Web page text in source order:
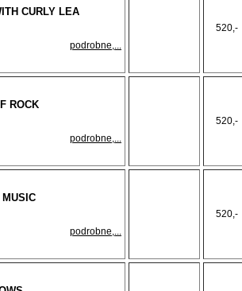
CURLY LEA
podrobne,...
520,-
ROCK
podrobne,...
520,-
podrobne,...
520,-